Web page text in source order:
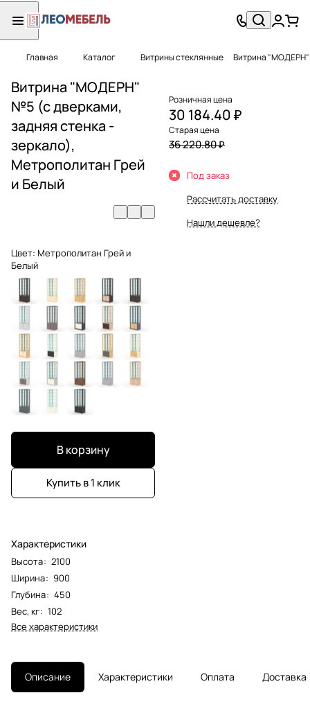
Главная Каталог Витрины стеклянные Витрина "МОДЕРН"
Витрина "МОДЕРН"
№5 (с дверками,
задняя стенка -
зеркало),
Метрополитан Грей
и Белый
Цвет: Метрополитан Грей и
Белый
В корзину
Купить в 1 клик
Характеристики
Высота: 2100
Ширина: 900
Глубина: 450
Вес, кг: 102
Все характеристики
Розничная цена
30 184.40 ₽
Старая цена
36 220.80 ₽
Под заказ
Рассчитать доставку
Нашли дешевле?
Описание Характеристики Оплата Доставка